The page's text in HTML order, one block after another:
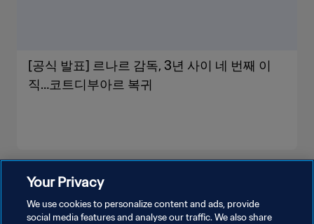
[공식 발표] 르나르 감독, 3년 사이 네 번째 이
직…코트디부아르 복귀
Your Privacy
We use cookies to personalize content and ads, provide
social media features and analyse our traffic. We also share